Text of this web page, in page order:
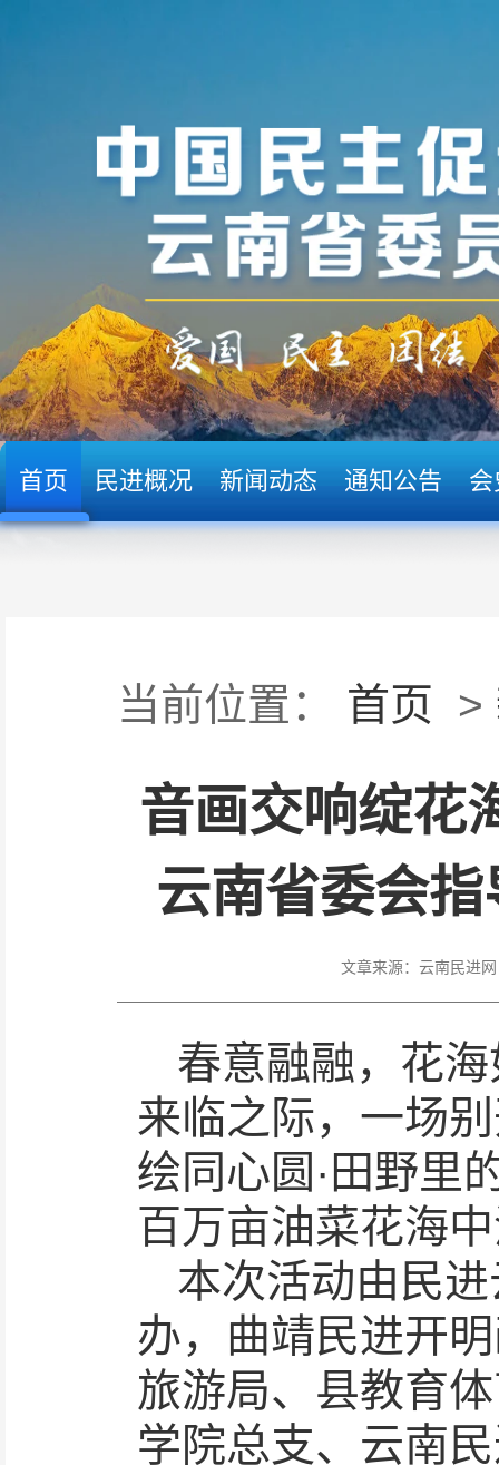
首页 民进概况 新闻动态 通知公告 会
当前位置： 首页 >
音画交响绽
云南省委会
文章来源： 云南民进网
春意融融，花
来临之际，一场
绘同心圆·田野里
百万亩油菜花海
本次活动由民
办，曲靖民进开
旅游局、县教育
学院总支、云南